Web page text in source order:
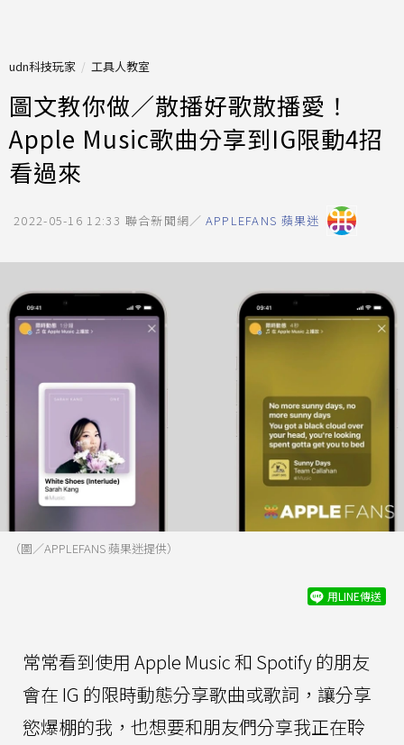
udn科技玩家 工具人教室
圖文教你做／散播好歌散播愛！
Apple Music歌曲分享到IG限動4招
看過來
2022-05-16 12:33 聯合新聞網／ APPLEFANS 蘋果迷
（圖／APPLEFANS 蘋果迷提供）
用LINE傳送
常常看到使用 Apple Music 和 Spotify 的朋友
會在 IG 的限時動態分享歌曲或歌詞，讓分享
慾爆棚的我，也想要和朋友們分享我正在聆